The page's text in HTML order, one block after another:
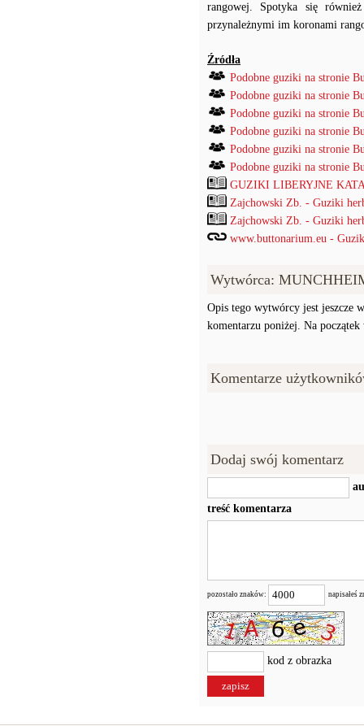
rangowej. Spotyka się
przynależnymi im koronami
Źródła
Podobne guziki na stronie
Podobne guziki na stronie
Podobne guziki na stronie
Podobne guziki na stronie
Podobne guziki na stronie
Podobne guziki na stronie
GUZIKI LIBERYJNE
Zajchowski Zb. - Guziki
Zajchowski Zb. - Guziki
www.buttonarium.eu -
Wytwórca:
Opis tego wytwórcy jest jeszcze
komentarzu poniżej. Na
Komentarze
Dodaj swój komentarz
treść komentarza
pozostało znaków: napisałeś
kod z obrazka